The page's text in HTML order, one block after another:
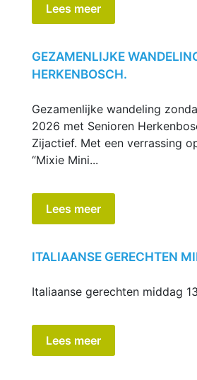
Lees meer
GEZAMENLIJKE
HERKENBOSCH.
Gezamenlijke wandeling
2026 met Senioren
Zijactief. Met een verrassing
“Mixie Mini...
Lees meer
ITALIAANSE GERECHTEN
Italiaanse gerechten middag
Lees meer